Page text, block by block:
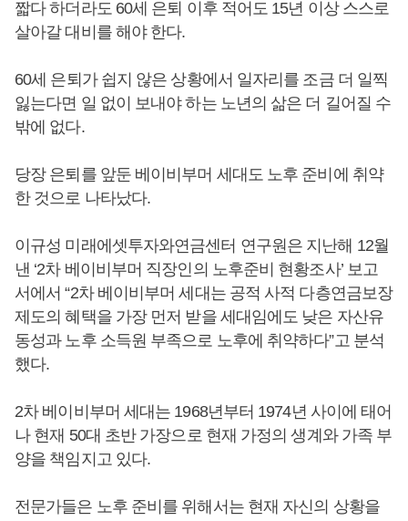
짧다 하더라도 60세 은퇴 이후 적어도 15년 이상 스스로
살아갈 대비를 해야 한다.
60세 은퇴가 쉽지 않은 상황에서 일자리를 조금 더 일찍
잃는다면 일 없이 보내야 하는 노년의 삶은 더 길어질 수
밖에 없다.
당장 은퇴를 앞둔 베이비부머 세대도 노후 준비에 취약
한 것으로 나타났다.
이규성 미래에셋투자와연금센터 연구원은 지난해 12월
낸 ‘2차 베이비부머 직장인의 노후준비 현황조사’ 보고
서에서 “2차 베이비부머 세대는 공적 사적 다층연금보장
제도의 혜택을 가장 먼저 받을 세대임에도 낮은 자산유
동성과 노후 소득원 부족으로 노후에 취약하다”고 분석
했다.
2차 베이비부머 세대는 1968년부터 1974년 사이에 태어
나 현재 50대 초반 가장으로 현재 가정의 생계와 가족 부
양을 책임지고 있다.
전문가들은 노후 준비를 위해서는 현재 자신의 상황을